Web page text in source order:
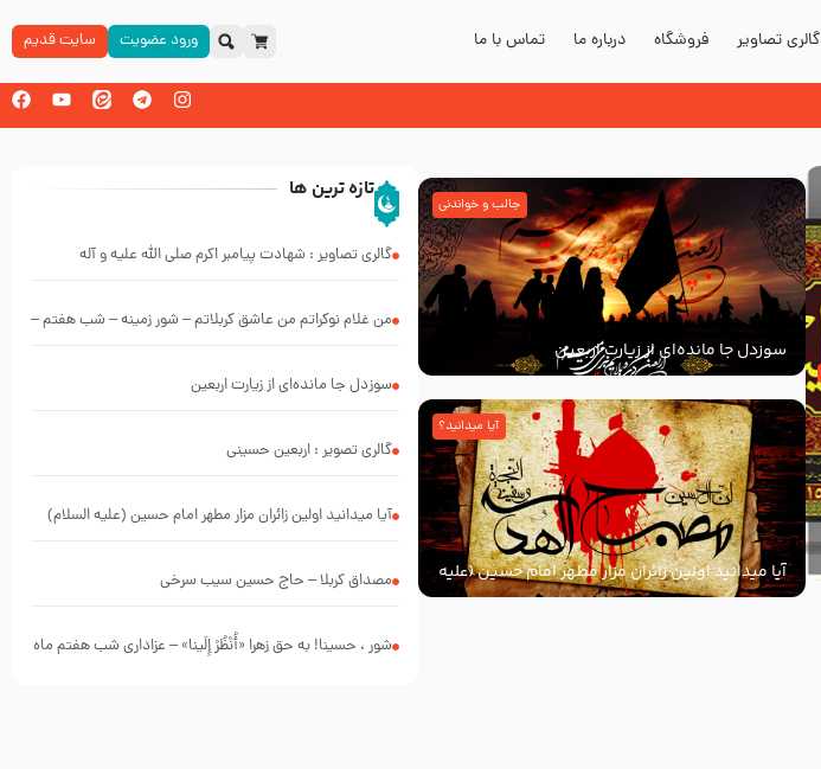
گالری تصاویر فروشگاه درباره ما تماس با ما ورود عضویت سایت قدیم
سوزدل جا مانده‌ای از زیارت اربعین
جالب و خواندنی
آیا میدانید اولین زائران مزار مطهر امام حسین (علیه
السلام) چه کسانی بودند؟
آیا میدانید؟
تازه ترین ها
گالری تصاویر : شهادت پیامبر اکرم صلی الله علیه و آله
من غلام نوکراتم من عاشق کربلاتم – شور زمینه – شب هفتم –
سوزدل جا مانده‌ای از زیارت اربعین
گالری تصویر : اربعین حسینی
آیا میدانید اولین زائران مزار مطهر امام حسین (علیه السلام)
مصداق کربلا – حاج حسین سیب سرخی
شور ، حسینا! به‌ حق زهرا «أُنْظُرْ إِلَینا» – عزاداری شب هفتم ماه